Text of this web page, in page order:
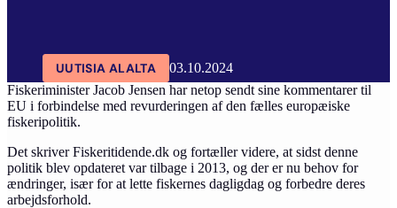
UUTISIA ALALTA
03.10.2024
Fiskeriminister Jacob Jensen har netop sendt sine kommentarer til
EU i forbindelse med revurderingen af den fælles europæiske
fiskeripolitik.
Det skriver Fiskeritidende.dk og fortæller videre, at sidst denne
politik blev opdateret var tilbage i 2013, og der er nu behov for
ændringer, især for at lette fiskernes dagligdag og forbedre deres
arbejdsforhold.